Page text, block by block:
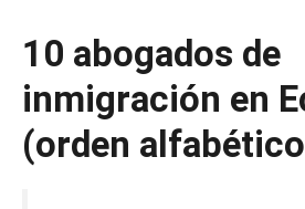
10 abogados de
inmigración en
(orden